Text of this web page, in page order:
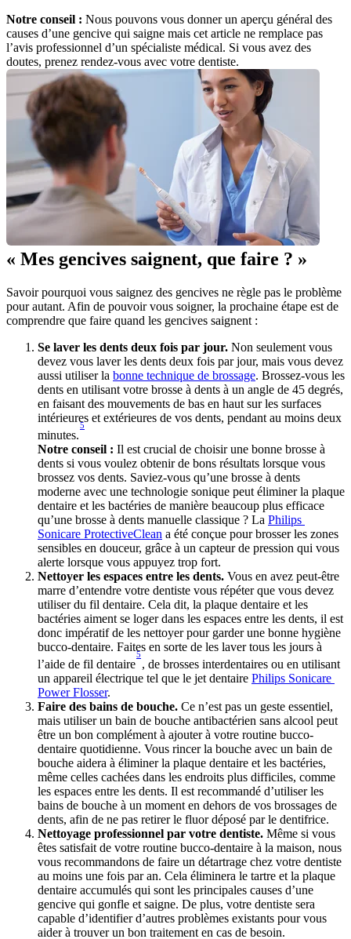
Notre conseil : Nous pouvons vous donner un aperçu général des
causes d’une gencive qui saigne mais cet article ne remplace pas
l’avis professionnel d’un spécialiste médical. Si vous avez des
doutes, prenez rendez-vous avec votre dentiste.
« Mes gencives saignent, que faire ? »
Savoir pourquoi vous saignez des gencives ne règle pas le problème
pour autant. Afin de pouvoir vous soigner, la prochaine étape est de
comprendre que faire quand les gencives saignent :
Se laver les dents deux fois par jour. Non seulement vous
devez vous laver les dents deux fois par jour, mais vous devez
aussi utiliser la bonne technique de brossage. Brossez-vous les
dents en utilisant votre brosse à dents à un angle de 45 degrés,
en faisant des mouvements de bas en haut sur les surfaces
intérieures et extérieures de vos dents, pendant au moins deux
minutes.
5
Notre conseil : Il est crucial de choisir une bonne brosse à
dents si vous voulez obtenir de bons résultats lorsque vous
brossez vos dents. Saviez-vous qu’une brosse à dents
moderne avec une technologie sonique peut éliminer la plaque
dentaire et les bactéries de manière beaucoup plus efficace
qu’une brosse à dents manuelle classique ? La Philips
Sonicare ProtectiveClean a été conçue pour brosser les zones
sensibles en douceur, grâce à un capteur de pression qui vous
alerte lorsque vous appuyez trop fort.
Nettoyer les espaces entre les dents. Vous en avez peut-être
marre d’entendre votre dentiste vous répéter que vous devez
utiliser du fil dentaire. Cela dit, la plaque dentaire et les
bactéries aiment se loger dans les espaces entre les dents, il est
donc impératif de les nettoyer pour garder une bonne hygiène
bucco-dentaire. Faites en sorte de les laver tous les jours à
l’aide de fil dentaire
5
, de brosses interdentaires ou en utilisant
un appareil électrique tel que le jet dentaire Philips Sonicare
Power Flosser.
Faire des bains de bouche. Ce n’est pas un geste essentiel,
mais utiliser un bain de bouche antibactérien sans alcool peut
être un bon complément à ajouter à votre routine bucco-
dentaire quotidienne. Vous rincer la bouche avec un bain de
bouche aidera à éliminer la plaque dentaire et les bactéries,
même celles cachées dans les endroits plus difficiles, comme
les espaces entre les dents. Il est recommandé d’utiliser les
bains de bouche à un moment en dehors de vos brossages de
dents, afin de ne pas retirer le fluor déposé par le dentifrice.
Nettoyage professionnel par votre dentiste. Même si vous
êtes satisfait de votre routine bucco-dentaire à la maison, nous
vous recommandons de faire un détartrage chez votre dentiste
au moins une fois par an. Cela éliminera le tartre et la plaque
dentaire accumulés qui sont les principales causes d’une
gencive qui gonfle et saigne. De plus, votre dentiste sera
capable d’identifier d’autres problèmes existants pour vous
aider à trouver un bon traitement en cas de besoin.